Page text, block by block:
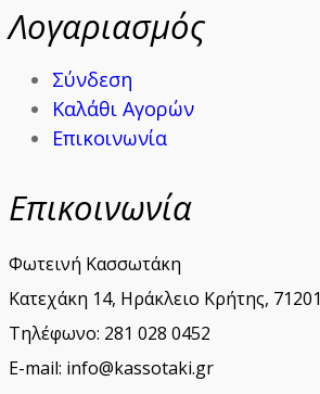
Λογαριασμός
Σύνδεση
Καλάθι Αγορών
Επικοινωνία
Επικοινωνία
Φωτεινή Κασσωτάκη
Κατεχάκη 14, Ηράκλειο Κρήτης, 71201
Τηλέφωνο: 281 028 0452
E-mail: info@kassotaki.gr